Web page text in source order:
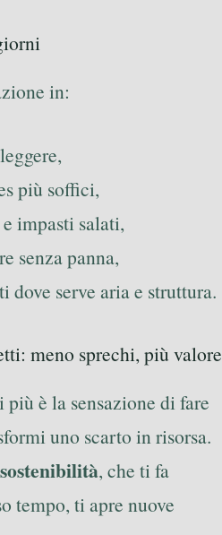
in:
più soffici,
impasti salati,
senza panna,
dove serve aria e struttura.
meno sprechi, più valore
è la sensazione di fare
uno scarto in risorsa.
sostenibilità, che ti fa
tempo, ti apre nuove